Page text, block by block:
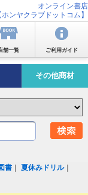
オンライン書店
ホンヤクラブドットコム】
舗一覧 ご利用ガイド
その他商材
書 ｜夏休みドリル｜